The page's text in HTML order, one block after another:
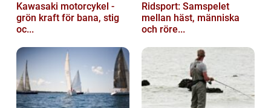
Kawasaki motorcykel -
grön kraft för bana, stig
oc...
Ridsport: Samspelet
mellan häst, människa
och röre...